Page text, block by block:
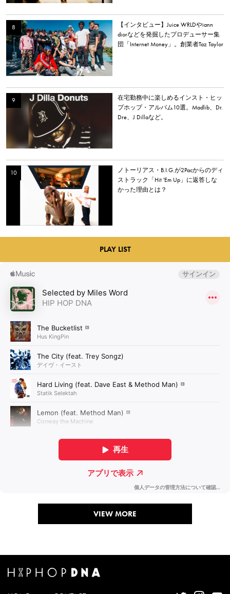
【インタビュー】Juice WRLDやiann
diorなどを発掘したプロデューサー集
団「Internet Money」。創業者Taz Taylor
在宅勤務中に楽しめるインスト・ヒッ
プホップ・アルバム10選。Madlib、Dr.
Dre、J Dillaなど。
ノトーリアス・B.I.G.が2Pacからのディ
ストラック「Hit 'Em Up」に返答しな
かった理由とは？
PLAY LIST
VIEW MORE